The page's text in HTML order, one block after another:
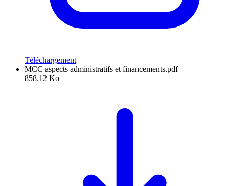
Téléchargement
MCC aspects administratifs et financements.pdf
858.12 Ko